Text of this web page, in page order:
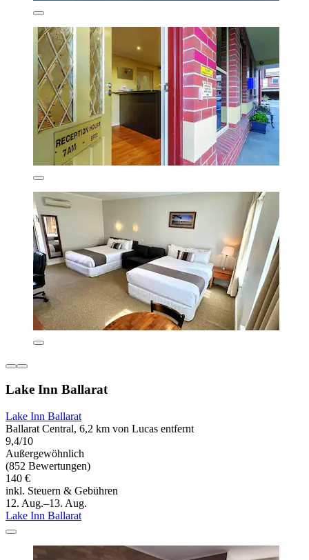
Lake Inn Ballarat
Lake Inn Ballarat
Ballarat Central, 6,2 km von Lucas entfernt
9,4/10
Außergewöhnlich
(852 Bewertungen)
140 €
inkl. Steuern & Gebühren
12. Aug.–13. Aug.
Lake Inn Ballarat